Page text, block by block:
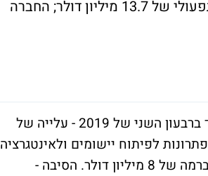
מג'יק מדווחת על הכנסות שיא - 77 מיליון דולר ברבעון ורווח תפעולי של 13.7 מיליון דולר; החברה
חברת התוכנה מג'יק מדווחת על הכנסות שיא של 77.1 מליון דולר ברבעון השני של 2019 - עלייה של
לפיתוח יישומים ולאינטגרציה
עסקית, מדווחת כי למרות הגידול במכירות, הרווח התפעולי נותר ברמה של 8 מיליון דולר. הסיבה -